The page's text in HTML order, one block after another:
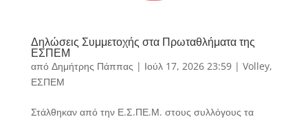
Δηλώσεις Συμμετοχής στα Πρωταθλήματα της
ΕΣΠΕΜ
από Δημήτρης Πάππας | Ιούλ 17, 2026 23:59| Volley,
ΕΣΠΕΜ
Στάλθηκαν από την Ε.Σ.ΠΕ.Μ. στους συλλόγους τα